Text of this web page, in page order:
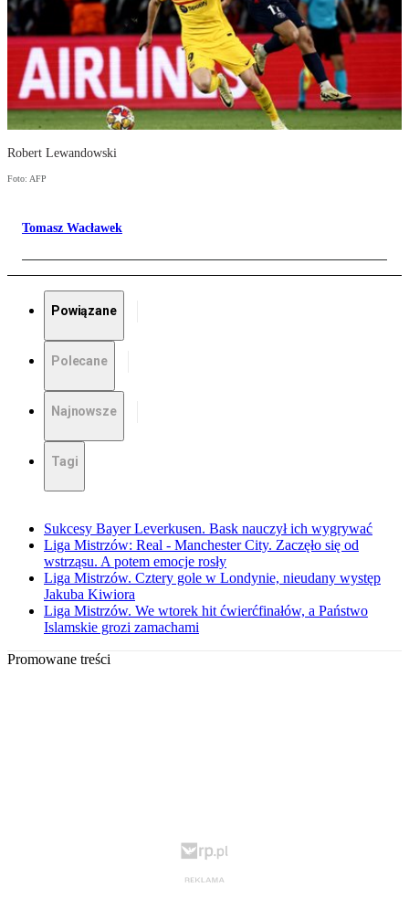
Robert Lewandowski
Foto: AFP
Tomasz Wacławek
Powiązane
Polecane
Najnowsze
Tagi
Sukcesy Bayer Leverkusen. Bask nauczył ich wygrywać
Liga Mistrzów: Real - Manchester City. Zaczęło się od
wstrząsu. A potem emocje rosły
Liga Mistrzów. Cztery gole w Londynie, nieudany występ
Jakuba Kiwiora
Liga Mistrzów. We wtorek hit ćwierćfinałów, a Państwo
Islamskie grozi zamachami
Promowane treści